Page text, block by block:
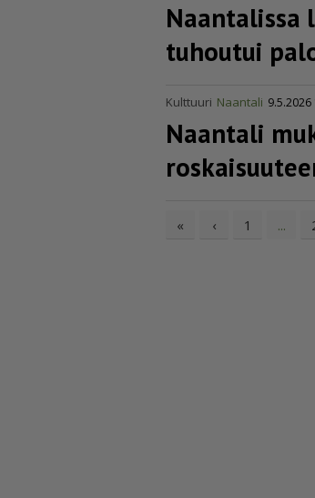
Naantalissa
tuhoutui
Kulttuuri Naantali 9.5.2026
Naantali
« ‹ 1 ...